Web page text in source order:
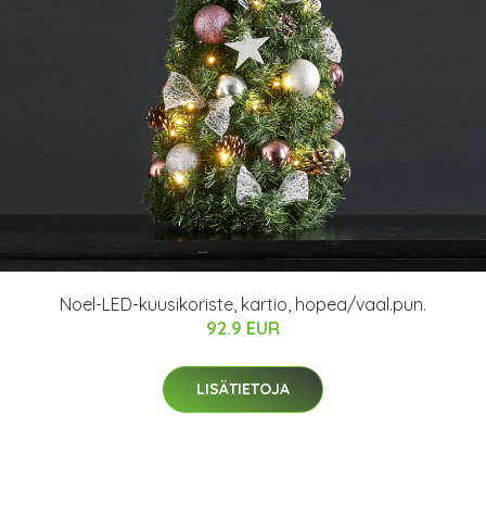
Noel-LED-kuusikoriste, kartio, hopea/vaal.pun.
92.9 EUR
LISÄTIETOJA